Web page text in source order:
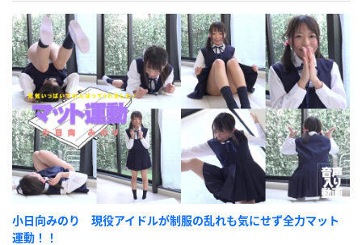
小日向みのり 現役アイドルが制服の乱れも気にせず全力マット
運動！！